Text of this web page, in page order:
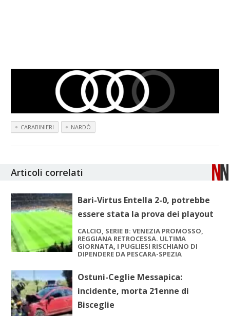
CARABINIERI NARDÒ
Articoli correlati
Bari-Virtus Entella 2-0, potrebbe
essere stata la prova dei playout
CALCIO, SERIE B: VENEZIA PROMOSSO,
REGGIANA RETROCESSA. ULTIMA
GIORNATA, I PUGLIESI RISCHIANO DI
DIPENDERE DA PESCARA-SPEZIA
Ostuni-Ceglie Messapica:
incidente, morta 21enne di
Bisceglie